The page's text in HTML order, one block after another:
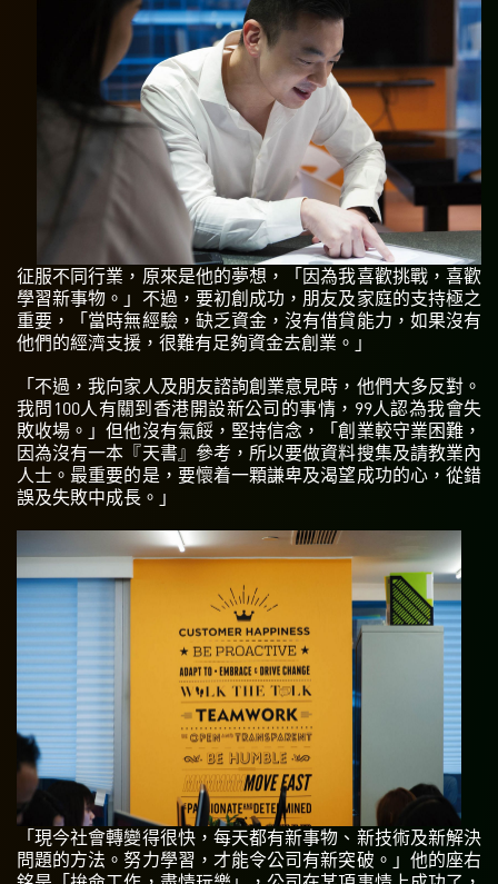
征服不同行業，原來是他的夢想，「因為我喜歡挑戰，喜歡
學習新事物。」不過，要初創成功，朋友及家庭的支持極之
重要，「當時無經驗，缺乏資金，沒有借貸能力，如果沒有
他們的經濟支援，很難有足夠資金去創業。」
「不過，我向家人及朋友諮詢創業意見時，他們大多反對。
我問100人有關到香港開設新公司的事情，99人認為我會失
敗收場。」但他沒有氣餒，堅持信念，「創業較守業困難，
因為沒有一本『天書』參考，所以要做資料搜集及請教業內
人士。最重要的是，要懷着一顆謙卑及渴望成功的心，從錯
誤及失敗中成長。」
「現今社會轉變得很快，每天都有新事物、新技術及新解決
問題的方法。努力學習，才能令公司有新突破。」他的座右